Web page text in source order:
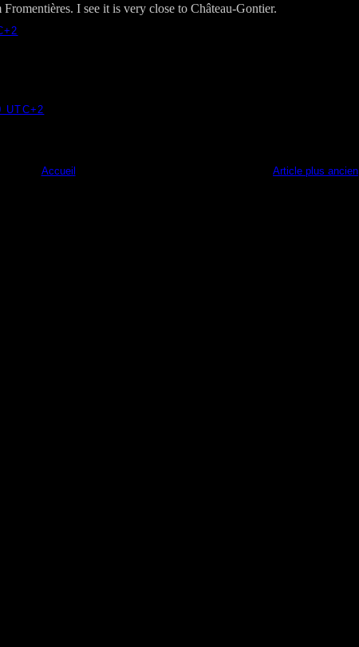
I see it is very close to Château-Gontier.
UTC+2
Article plus ancien
Accueil